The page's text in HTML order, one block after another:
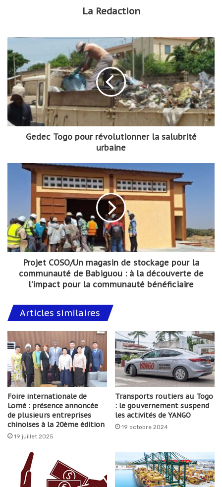
La Redaction
Gedec Togo pour révolutionner la salubrité
urbaine
Projet COSO/Un magasin de stockage pour la
communauté de Babiguou : à la découverte de
l’impact pour la communauté bénéficiaire
Articles similaires
Foire internationale de
Lomé : présence annoncée
de plusieurs entreprises
chinoises à la 20ème édition
19 juillet 2025
Transports routiers au Togo
: le gouvernement suspend
les activités de YANGO
19 octobre 2024